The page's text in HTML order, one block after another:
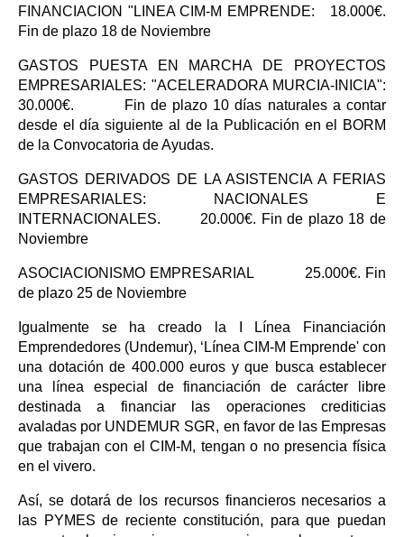
FINANCIACION "LINEA CIM-M EMPRENDE: 18.000€.
Fin de plazo 18 de Noviembre
GASTOS PUESTA EN MARCHA DE PROYECTOS
EMPRESARIALES: "ACELERADORA MURCIA-INICIA":
30.000€. Fin de plazo 10 días naturales a contar
desde el día siguiente al de la Publicación en el BORM
de la Convocatoria de Ayudas.
GASTOS DERIVADOS DE LA ASISTENCIA A FERIAS
EMPRESARIALES: NACIONALES E
INTERNACIONALES. 20.000€. Fin de plazo 18 de
Noviembre
ASOCIACIONISMO EMPRESARIAL 25.000€. Fin
de plazo 25 de Noviembre
Igualmente se ha creado la I Línea Financiación
Emprendedores (Undemur), ‘Línea CIM-M Emprende' con
una dotación de 400.000 euros y que busca establecer
una línea especial de financiación de carácter libre
destinada a financiar las operaciones crediticias
avaladas por UNDEMUR SGR, en favor de las Empresas
que trabajan con el CIM-M, tengan o no presencia física
en el vivero.
Así, se dotará de los recursos financieros necesarios a
las PYMES de reciente constitución, para que puedan